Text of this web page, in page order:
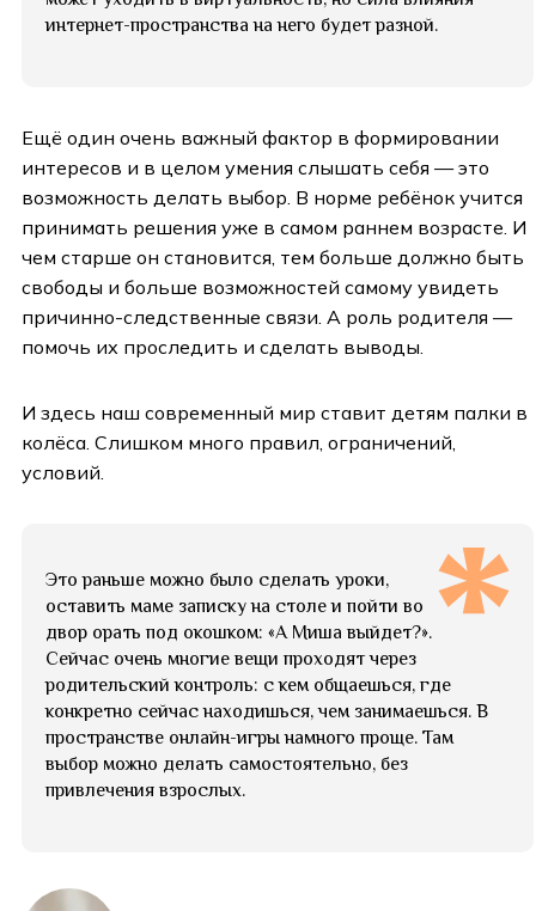
интернет-пространства на него будет разной.
Ещё один очень важный фактор в формировании
интересов и в целом умения слышать себя — это
возможность делать выбор. В норме ребёнок учится
принимать решения уже в самом раннем возрасте. И
чем старше он становится, тем больше должно быть
свободы и больше возможностей самому увидеть
причинно-следственные связи. А роль родителя —
помочь их проследить и сделать выводы.
И здесь наш современный мир ставит детям палки в
колёса. Слишком много правил, ограничений,
условий.
Это раньше можно было сделать уроки,
оставить маме записку на столе и пойти во
двор орать под окошком: «А Миша выйдет?».
Сейчас очень многие вещи проходят через
родительский контроль: с кем общаешься, где
конкретно сейчас находишься, чем занимаешься. В
пространстве онлайн-игры намного проще. Там
выбор можно делать самостоятельно, без
привлечения взрослых.